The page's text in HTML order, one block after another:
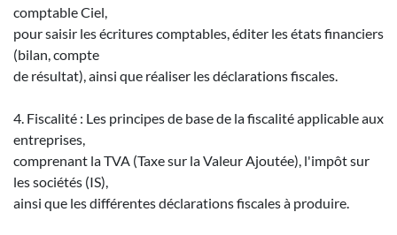
comptable Ciel,
pour saisir les écritures comptables, éditer les états financiers
(bilan, compte
de résultat), ainsi que réaliser les déclarations fiscales.
4. Fiscalité : Les principes de base de la fiscalité applicable aux
entreprises,
comprenant la TVA (Taxe sur la Valeur Ajoutée), l'impôt sur
les sociétés (IS),
ainsi que les différentes déclarations fiscales à produire.